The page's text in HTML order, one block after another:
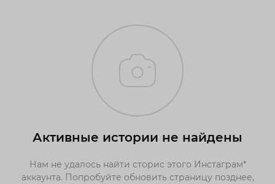
Активные истории не найдены
Нам не удалось найти сторис этого Инстаграм*
аккаунта. Попробуйте обновить страницу позднее,